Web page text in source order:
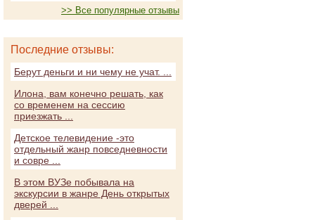
>> Все популярные отзывы
Последние отзывы:
Берут деньги и ни чему не учат. ...
Илона, вам конечно решать, как
со временем на сессию
приезжать ...
Детское телевидение -это
отдельный жанр повседневности
и совре ...
В этом ВУЗе побывала на
экскурсии в жанре День открытых
дверей ...